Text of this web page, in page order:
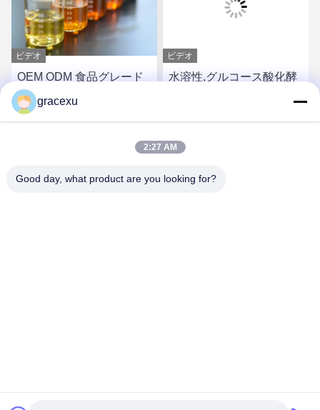
ビデオ
OEM ODM 食品グレード
酵素 カタラース 粉末 イン
プロバー 緩解剤
ビデオ
水溶性,グルコース酸化酵
gracexu
2:27 AM
Good day, what product are you looking for?